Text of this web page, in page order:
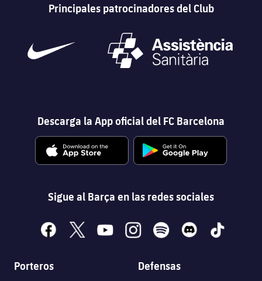
Principales patrocinadores del Club
Descarga la App oficial del FC Barcelona
Sigue al Barça en las redes sociales
facebook
x youtubeinstagramspotify discord tiktok
Porteros Defensas